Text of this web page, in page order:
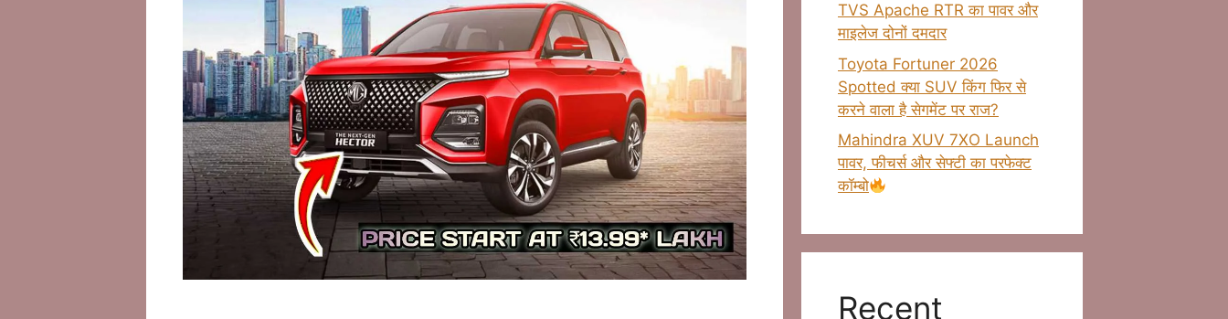
TVS Apache RTR का पावर और
माइलेज दोनों दमदार
Toyota Fortuner 2026
Spotted क्या SUV किंग फिर से
करने वाला है सेगमेंट पर राज?
Mahindra XUV 7XO Launch
पावर, फीचर्स और सेफ्टी का परफेक्ट
कॉम्बो
Recent